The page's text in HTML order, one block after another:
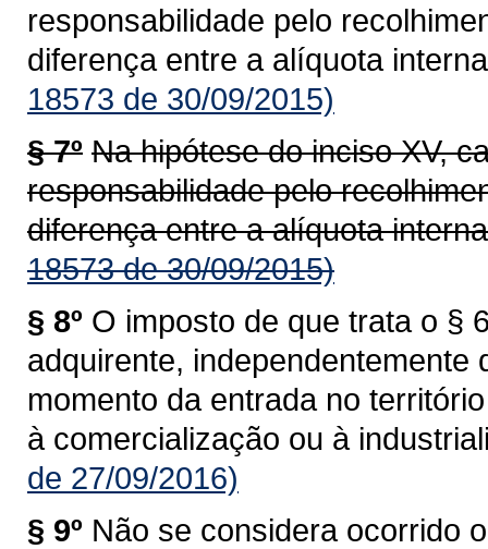
responsabilidade pelo
diferença entre a alíquota
18573 de 30/09/2015)
§ 7º Na hipótese do inciso XV,
responsabilidade pelo
diferença entre a alíquota
18573 de 30/09/2015)
§ 8º O imposto de que trata o §
adquirente, independentemente
momento da entrada no
à comercialização ou à
de 27/09/2016)
§ 9º Não se considera ocorrido